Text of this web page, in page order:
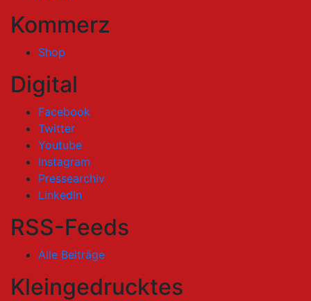
Kommerz
Shop
Digital
Facebook
Twitter
Youtube
Instagram
Pressearchiv
LinkedIn
RSS-Feeds
Alle Beiträge
Kleingedrucktes